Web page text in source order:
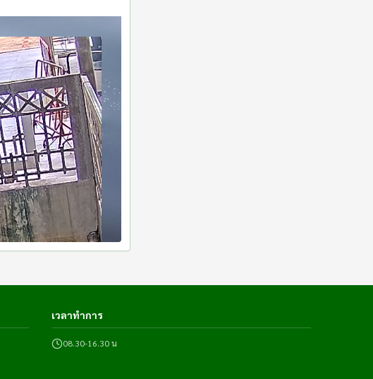
เวลาทำการ
08.30-16.30 น